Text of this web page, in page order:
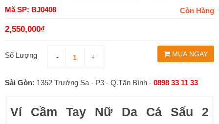
Mã SP: BJ0408 Còn Hàng
2,550,000₫
Số Lượng - + MUA NGAY
Sài Gòn: 1352 Trường Sa - P3 - Q.Tân Bình - 0898 33 11 33
Ví Cầm Tay Nữ Da Cá Sấu 2